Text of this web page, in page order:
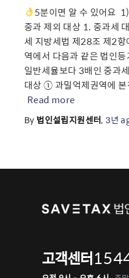
5분이면 알 수 있어요
중과 제외 대상 1. 중과세
세 지방세법 제28조 제2항
역에서 다음과 같은 법인
일반세율보다 3배인 중과
대상 ① 과밀억제권역에
Read more
By 법인설립지원센터,3년
고객센터